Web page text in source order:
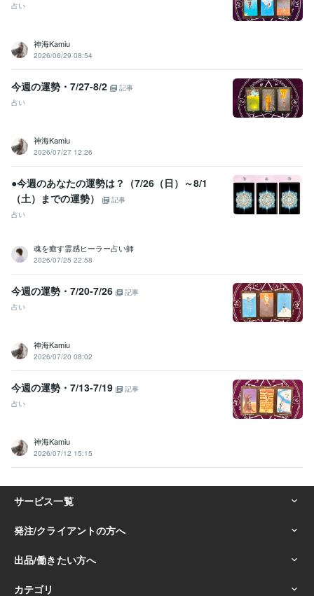
占い
神海Kamiu
2026/06/29 08:54
今週の運勢・7/27-8/2
記事
占い
神海Kamiu
2026/07/27 12:26
●今週のあなたの運勢は？（7/26（日）～8/1
（土）までの運勢）
記事
占い
魂を癒す霊感ヒーラー占い師
2026/07/25 22:58
今週の運勢・7/20-7/26
記事
占い
神海Kamiu
2026/07/20 08:02
今週の運勢・7/13-7/19
記事
占い
神海Kamiu
2026/07/12 15:15